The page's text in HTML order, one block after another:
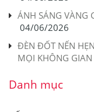
ÁNH SÁNG VÀNG
04/06/2026
ĐÈN ĐỐT NẾN
MỌI KHÔNG GIAN
Danh mục